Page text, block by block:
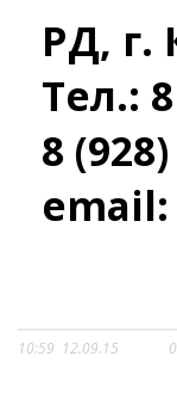
РД, г.
Тел.:
8
10:59 12.09.15 0